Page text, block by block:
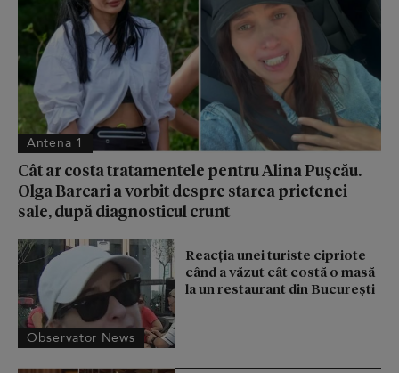
Antena 1
Cât ar costa tratamentele pentru Alina Pușcău.
Olga Barcari a vorbit despre starea prietenei
sale, după diagnosticul crunt
Observator News
Reacţia unei turiste cipriote
când a văzut cât costă o masă
la un restaurant din Bucureşti